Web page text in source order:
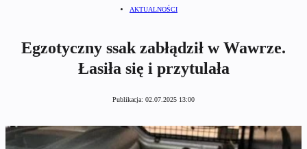
AKTUALNOŚCI
Egzotyczny ssak zabłądził w Wawrze.
Łasiła się i przytulała
Publikacja: 02.07.2025 13:00